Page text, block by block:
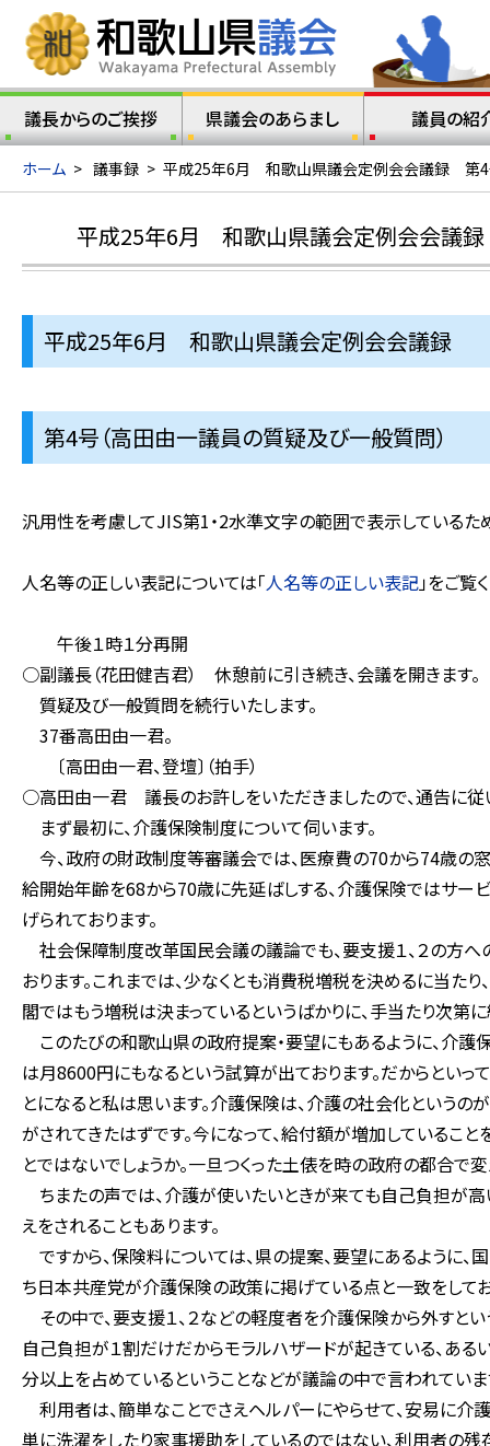
議長からのご挨拶 県議会のあらまし 議員の紹
ホーム > 議事録 > 平成25年6月 和歌山県議会定例会会議録 第4
平成25年6月 和歌山県議会定例会会議録
平成25年6月 和歌山県議会定例会会議録
第4号（高田由一議員の質疑及び一般質問）
汎用性を考慮してJIS第1・2水準文字の範囲で表示しているた
人名等の正しい表記については「人名等の正しい表記」をご覧
午後１時１分再開
○副議長（花田健吉君） 休憩前に引き続き、会議を開きます。
質疑及び一般質問を続行いたします。
37番高田由一君。
〔高田由一君、登壇〕（拍手）
○高田由一君 議長のお許しをいただきましたので、通告に従
まず最初に、介護保険制度について伺います。
今、政府の財政制度等審議会では、医療費の70から74歳の
給開始年齢を68から70歳に先延ばしする、介護保険ではサ
げられております。
社会保障制度改革国民会議の議論でも、要支援１、２の方
おります。これまでは、少なくとも消費税増税を決めるに当た
閣ではもう増税は決まっているというばかりに、手当たり次
このたびの和歌山県の政府提案・要望にもあるように、介
は月8600円にもなるという試算が出ております。だからとい
とになると私は思います。介護保険は、介護の社会化という
がされてきたはずです。今になって、給付額が増加しているこ
とではないでしょうか。一旦つくった土俵を時の政府の都合で
ちまたの声では、介護が使いたいときが来ても自己負担が高
えをされることもあります。
ですから、保険料については、県の提案、要望にあるように
ち日本共産党が介護保険の政策に掲げている点と一致をしてお
その中で、要支援１、２などの軽度者を介護保険から外すと
自己負担が１割だけだからモラルハザードが起きている、あ
分以上を占めているということなどが議論の中で言われていま
利用者は、簡単なことでさえヘルパーにやらせて、安易に介
単に洗濯をしたり家事援助をしているのではない、利用者の